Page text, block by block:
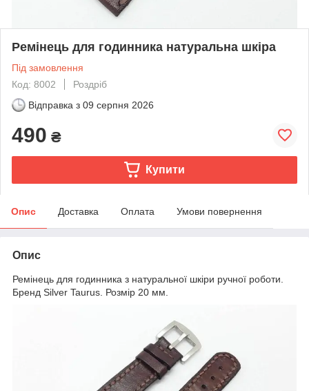
Ремінець для годинника натуральна шкіра
Під замовлення
Код: 8002
Роздріб
Відправка з 09 серпня 2026
490 ₴
Купити
Опис Доставка Оплата Умови повернення
Опис
Ремінець для годинника з натуральної шкіри ручної роботи.
Бренд Silver Taurus. Розмір 20 мм.